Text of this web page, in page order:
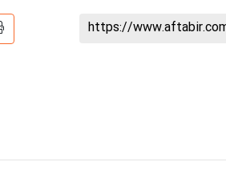
https://